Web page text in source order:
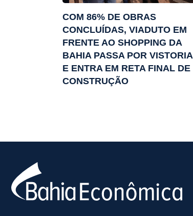
COM 86% DE OBRAS
CONCLUÍDAS, VIADUTO EM
FRENTE AO SHOPPING DA
BAHIA PASSA POR VISTORIA
E ENTRA EM RETA FINAL DE
CONSTRUÇÃO